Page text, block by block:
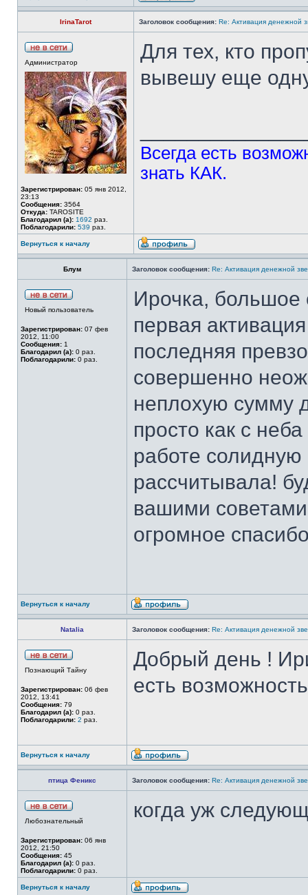
IrinaTarot Заголовок сообщения: Re: Активация денежной
Администратор
Зарегистрирован: 05 янв 2012,
23:13
Сообщения: 3564
Откуда: TAROSITE
Благодарил (а): 1692 раз.
Поблагодарили: 539 раз.
Для тех, кто
вывешу еще
Всегда есть
знать КАК.
Вернуться к началу
Блум Заголовок сообщения: Re: Активация денежной
Новый пользователь
Зарегистрирован: 07 фев
2012, 11:00
Сообщения: 1
Благодарил (а): 0 раз.
Поблагодарили: 0 раз.
Ирочка, большое
первая
последняя
совершенно
неплохую сумму
просто как с
работе
рассчитывала!
вашими
огромное
Вернуться к началу
Natalia Заголовок сообщения: Re: Активация денежной
Познающий Тайну
Зарегистрирован: 06 фев
2012, 13:41
Сообщения: 79
Благодарил (а): 0 раз.
Поблагодарили: 2 раз.
Добрый день !
есть
Вернуться к началу
птица Феникс Заголовок сообщения: Re: Активация денежной
Любознательный
Зарегистрирован: 06 янв
2012, 21:50
Сообщения: 45
Благодарил (а): 0 раз.
Поблагодарили: 0 раз.
когда уж
Вернуться к началу